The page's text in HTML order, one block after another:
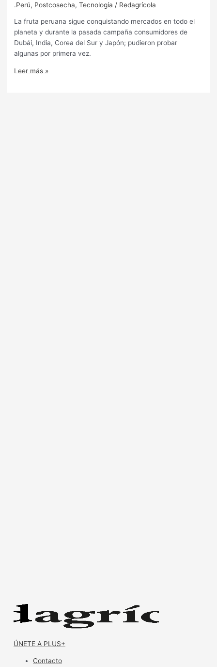
.Perú, Postcosecha,Tecnología / Redagrícola
La fruta peruana sigue conquistando mercados en todo el
planeta y durante la pasada campaña consumidores de
Dubái, India, Corea del Sur y Japón; pudieron probar
algunas por primera vez.
Leer más »
ÚNETE A PLUS+
Contacto